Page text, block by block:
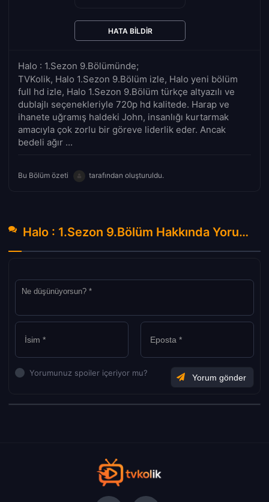
Halo : 1.Sezon 9.Bölümünde;
TVKolik, Halo 1.Sezon 9.Bölüm izle, Halo yeni bölüm
full hd izle, Halo 1.Sezon 9.Bölüm türkçe altyazılı ve
dublajlı seçenekleriyle 720p hd kalitede. Harap ve
ihanete uğramış haldeki John, insanlığı kurtarmak
amacıyla çok zorlu bir göreve liderlik eder. Ancak
bedeli ağır ...
Bu Bölüm özeti tarafından oluşturuldu.
HATA BILDIR
Halo : 1.Sezon 9.Bölüm Hakkında Yorumlar
Yorumunuz spoiler içeriyor mu?